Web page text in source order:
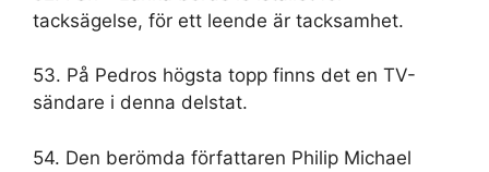
tacksägelse, för ett leende är tacksamhet.
53. På Pedros högsta topp finns det en TV-
sändare i denna delstat.
54. Den berömda författaren Philip Michael